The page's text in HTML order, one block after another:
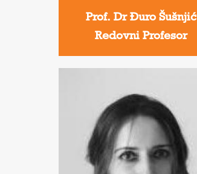
Prof. Dr Đuro Šušnjić
Redovni Profesor